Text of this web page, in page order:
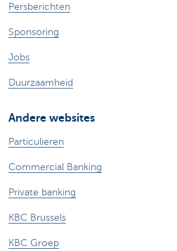
Persberichten
Sponsoring
Jobs
Duurzaamheid
Andere websites
Particulieren
Commercial Banking
Private banking
KBC Brussels
KBC Groep